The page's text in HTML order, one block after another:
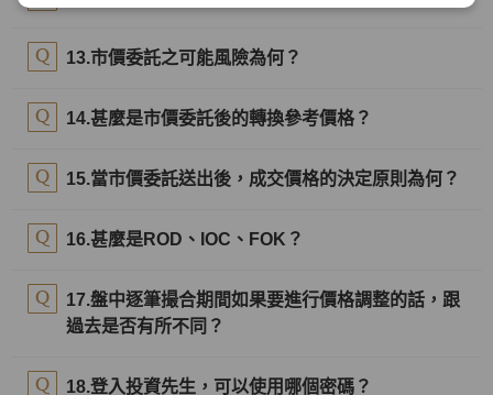
13.市價委託之可能風險為何？
14.甚麼是市價委託後的轉換參考價格？
15.當市價委託送出後，成交價格的決定原則為何？
16.甚麼是ROD、IOC、FOK？
17.盤中逐筆撮合期間如果要進行價格調整的話，跟
過去是否有所不同？
18.登入投資先生，可以使用哪個密碼？